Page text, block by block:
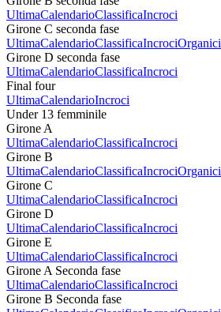
UltimaCalendarioClassificaIncroci
Girone C seconda fase
UltimaCalendarioClassificaIncrociOrganici
Girone D seconda fase
UltimaCalendarioClassificaIncroci
Final four
UltimaCalendarioIncroci
Under 13 femminile
Girone A
UltimaCalendarioClassificaIncroci
Girone B
UltimaCalendarioClassificaIncrociOrganici
Girone C
UltimaCalendarioClassificaIncroci
Girone D
UltimaCalendarioClassificaIncroci
Girone E
UltimaCalendarioClassificaIncroci
Girone A Seconda fase
UltimaCalendarioClassificaIncroci
Girone B Seconda fase